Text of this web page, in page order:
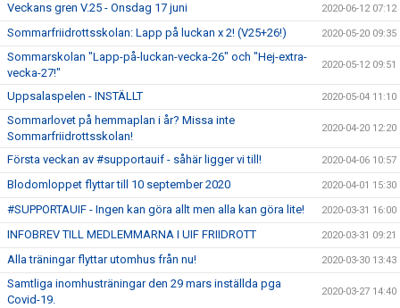
Veckans gren V.25 - Onsdag 17 juni 2020-06-12 07:12
Sommarfriidrottsskolan: Lapp på luckan x 2! (V25+26!) 2020-05-20 09:35
Sommarskolan "Lapp-på-luckan-vecka-26" och "Hej-extra-
vecka-27!"
2020-05-12 09:51
Uppsalaspelen - INSTÄLLT 2020-05-04 11:10
Sommarlovet på hemmaplan i år? Missa inte
Sommarfriidrottsskolan!
2020-04-20 12:20
Första veckan av #supportauif - såhär ligger vi till! 2020-04-06 10:57
Blodomloppet flyttar till 10 september 2020 2020-04-01 15:30
#SUPPORTAUIF - Ingen kan göra allt men alla kan göra lite! 2020-03-31 16:00
INFOBREV TILL MEDLEMMARNA I UIF FRIIDROTT 2020-03-31 09:21
Alla träningar flyttar utomhus från nu! 2020-03-30 13:43
Samtliga inomhusträningar den 29 mars inställda pga
Covid-19.
2020-03-27 14:40